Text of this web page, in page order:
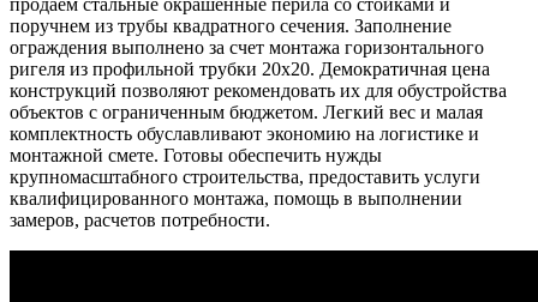
поручнем из трубы квадратного сечения. Заполнение
ограждения выполнено за счет монтажа горизонтального
ригеля из профильной трубки 20х20. Демократичная цена
конструкций позволяют рекомендовать их для обустройства
объектов с ограниченным бюджетом. Легкий вес и малая
комплектность обуславливают экономию на логистике и
монтажной смете. Готовы обеспечить нужды
крупномасштабного строительства, предоставить услуги
квалифицированного монтажа, помощь в выполнении
замеров, расчетов потребности.